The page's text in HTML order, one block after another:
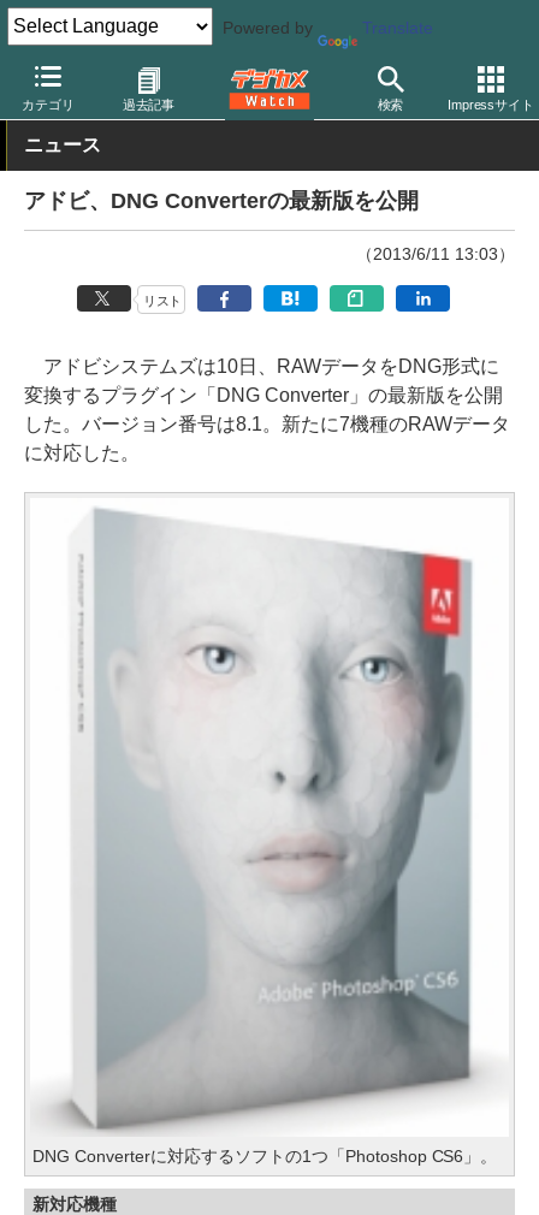
Powered by Translate
カテゴリ 過去記事 検索 Impressサイト
デジカメ Watch PC/モバイル関連 アプリ/ソフトウェア アップ
ニュース
アドビ、DNG Converterの最新版を公開
（2013/6/11 13:03）
リスト
アドビシステムズは10日、RAWデータをDNG形式に
変換するプラグイン「DNG Converter」の最新版を公開
した。バージョン番号は8.1。新たに7機種のRAWデータ
に対応した。
DNG Converterに対応するソフトの1つ「Photoshop CS6」。
新対応機種